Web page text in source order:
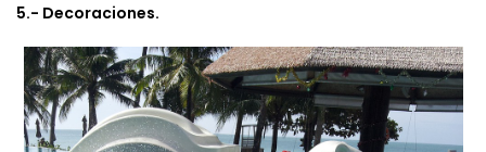
5.- Decoraciones.